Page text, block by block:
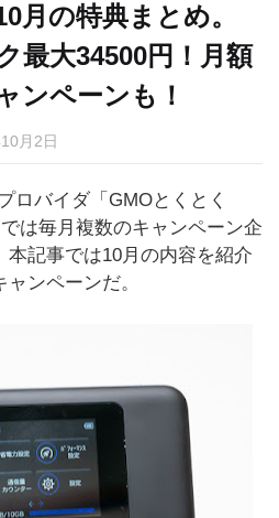
月の特典まとめ。
最大34500円！月額
ンペーンも！
月2日
ロバイダ「GMOとくとく
は毎月複数のキャンペーン企
記事では10月の内容を紹介
ンペーンだ。